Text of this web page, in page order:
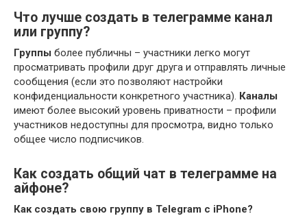
Что лучше создать в телеграмме канал
или группу?
Группы более публичны – участники легко могут
просматривать профили друг друга и отправлять личные
сообщения (если это позволяют настройки
конфиденциальности конкретного участника). Каналы
имеют более высокий уровень приватности – профили
участников недоступны для просмотра, видно только
общее число подписчиков.
Как создать общий чат в телеграмме на
айфоне?
Как создать свою группу в Telegram с iPhone?